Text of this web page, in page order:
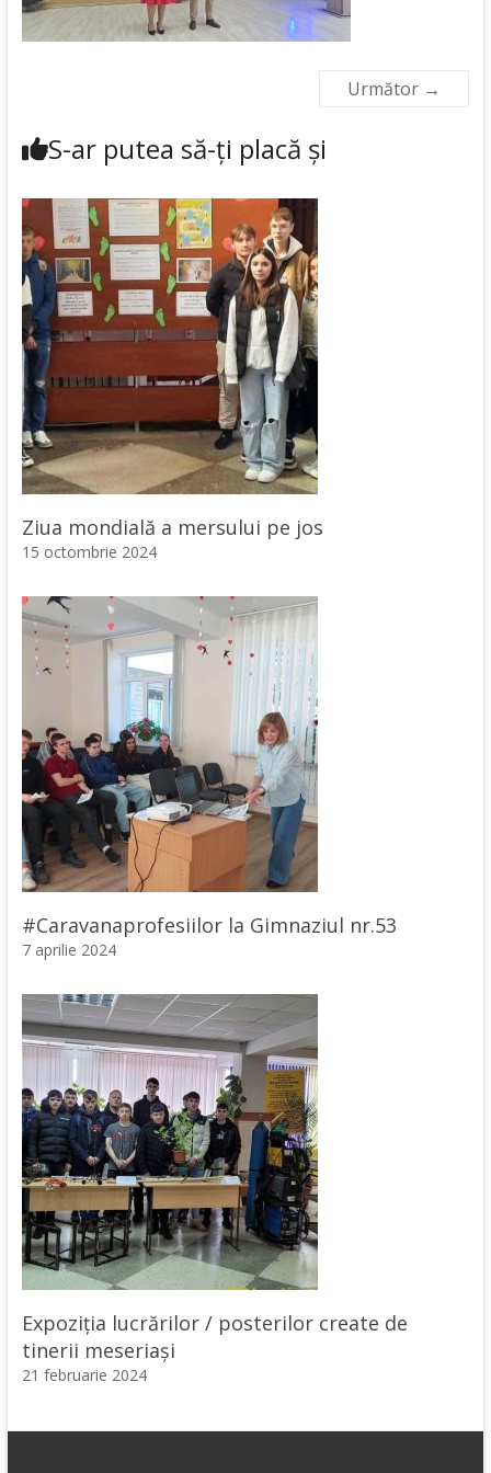
Următor →
S-ar putea să-ți placă și
Ziua mondială a mersului pe jos
15 octombrie 2024
#Caravanaprofesiilor la Gimnaziul nr.53
7 aprilie 2024
Expoziția lucrărilor / posterilor create de
tinerii meseriași
21 februarie 2024